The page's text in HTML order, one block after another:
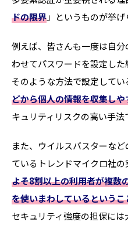
ドの限界」というものが挙げ
例えば、皆さんも一度は自
わせてパスワードを設定した
そのような方法で設定してい
どから個人の情報を収集し
キュリティリスクの高い手法
また、ウイルスバスターな
ているトレンドマイクロ社の
よそ8割以上の利用者が複数
を使いまわしているというこ
セキュリティ強度の担保には